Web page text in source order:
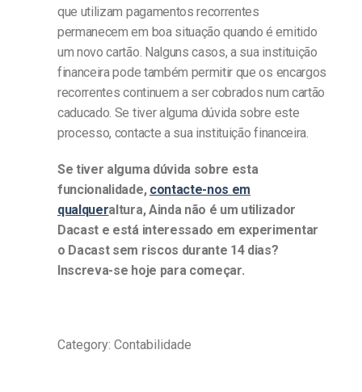
que utilizam pagamentos recorrentes
permanecem em boa situação quando é emitido
um novo cartão. Nalguns casos, a sua instituição
financeira pode também permitir que os encargos
recorrentes continuem a ser cobrados num cartão
caducado. Se tiver alguma dúvida sobre este
processo, contacte a sua instituição financeira.
Se tiver alguma dúvida sobre esta
funcionalidade, contacte-nos em
qualqueraltura,Ainda não é um utilizador
Dacast e está interessado em experimentar
o Dacast sem riscos durante 14 dias?
Inscreva-se hoje para começar.
Category: Contabilidade